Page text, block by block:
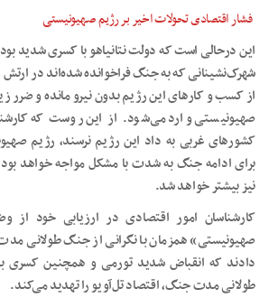
فشار اقتصادی تحولات اخیر بر رژیم صهیونیستی
این درحالی است که دولت نتانیاهو با کسری شدید
شهرک‌نشینانی که به جنگ فراخوانده شده‌اند در
از کسب و کارهای این رژیم بدون نیرو مانده و ضرر
صهیونیستی وارد می‌شود. از این روست که
کشورهای غربی به داد این رژیم نرسند، رژیم
برای ادامه جنگ به شدت با مشکل مواجه خواهد
نیز بیشتر خواهد شد.
کارشناسان امور اقتصادی در ارزیابی خود از
صهیونیستی» همزمان با نگرانی از جنگ طولانی
دادند که انقباض شدید تورمی و همچنین کسری
طولانی مدت جنگ، اقتصاد تل‌آویو را تهدید می‌کند.